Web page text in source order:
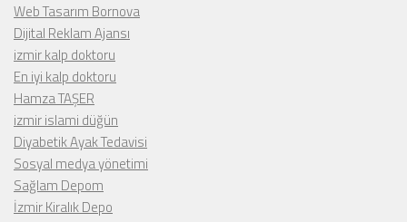
Web Tasarım Bornova
Dijital Reklam Ajansı
izmir kalp doktoru
En iyi kalp doktoru
Hamza TAŞER
izmir islami düğün
Diyabetik Ayak Tedavisi
Sosyal medya yönetimi
Sağlam Depom
İzmir Kiralık Depo